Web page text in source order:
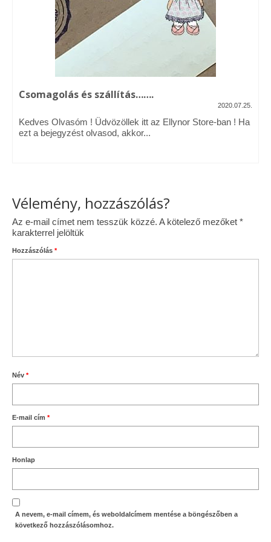
Vásárok, ahol velem is találkozhattál…
Alapanyagok, kellékek
Ellynor története
Adatkezelési tájékoztató
Csomagolás és szállítás…….
2020.07.25.
Kedves Olvasóm ! Üdvözöllek itt az Ellynor Store-ban ! Ha
ezt a bejegyzést olvasod, akkor...
Vélemény, hozzászólás?
Az e-mail címet nem tesszük közzé. A kötelező mezőket *
karakterrel jelöltük
Hozzászólás *
Név *
E-mail cím *
Honlap
A nevem, e-mail címem, és weboldalcímem mentése a böngészőben a
következő hozzászólásomhoz.